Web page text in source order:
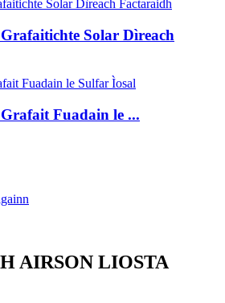
Solar Dìreach
Fuadain le ...
AIRSON LIOSTA